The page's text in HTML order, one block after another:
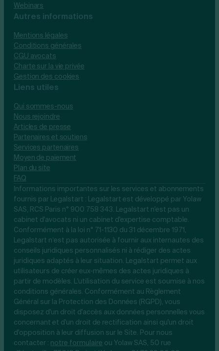
Webinars
Autres informations
Mentions légales
Conditions générales
CGU avocats
Charte sur la vie privée
Gestion des cookies
Liens utiles
Qui sommes-nous
Nous rejoindre
Articles de presse
Partenaires et soutiens
Services partenaires
Moyen de paiement
Plan du site
FAQ
Informations importantes sur les services et abonnements
fournis par Legalstart : Legalstart est développé par Yolaw
SAS, RCS Paris n° 900 758 343. Legalstart n'est pas un
cabinet d'avocats ni un cabinet d'expertise comptable.
Conformément à la loi n° 71-1130 du 31 décembre 1971,
Legalstart n’est pas autorisée à fournir aux internautes des
conseils juridiques personnalisés ni à rédiger des actes
juridiques adaptés à leur situation. Legalstart permet aux
utilisateurs de créer eux-mêmes des actes juridiques à
partir de modèles. L'utilisation du service est soumise à nos
conditions générales. Conformément au Règlement
Général sur la Protection des Données (RGPD), vous
disposez d'un droit d'accès aux données personnelles vous
concernant et d'un droit de rectification ainsi qu'un droit
d'opposition à leur diffusion sur le Site. Pour nous
contacter : notre formulaire ou Yolaw SAS, 50 rue